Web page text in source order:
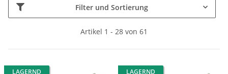
Filter und Sortierung
Artikel 1 - 28 von 61
LAGERND LAGERND